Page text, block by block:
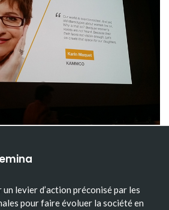
levier d’action préconisé par les
pour faire évoluer la société en